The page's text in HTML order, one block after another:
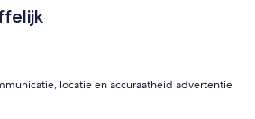
locatie en accuraatheid advertentie